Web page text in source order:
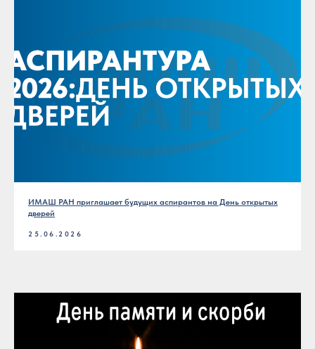
ИМАШ РАН приглашает будущих аспирантов на День открытых
дверей
25.06.2026